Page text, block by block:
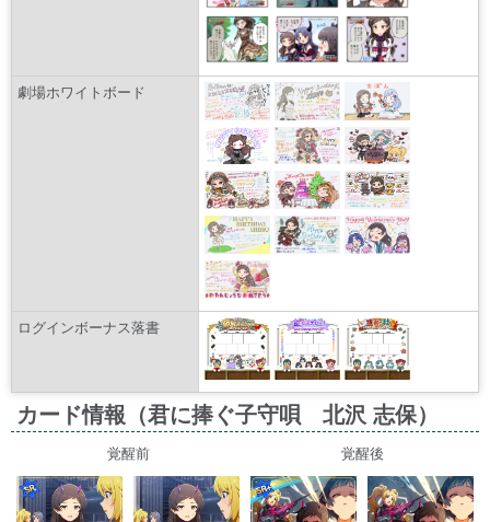
劇場ホワイトボード
ログインボーナス落書
カード情報（君に捧ぐ子守唄 北沢 志保）
覚醒前 覚醒後